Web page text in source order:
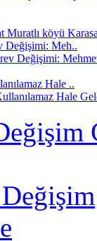
Muratlı köyü
Değişimi: Meh..
Hale ..